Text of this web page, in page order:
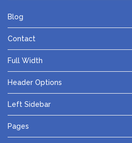
Blog
Contact
Full Width
Header Options
Left Sidebar
Pages